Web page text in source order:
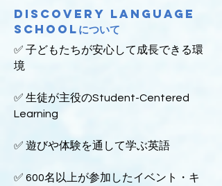
Discovery Language
Schoolについて
✅ 子どもたちが安心して成長できる環
境
✅ 生徒が主役のStudent-Centered
Learning
✅ 遊びや体験を通して学ぶ英語
✅ 600名以上が参加したイベント・キ